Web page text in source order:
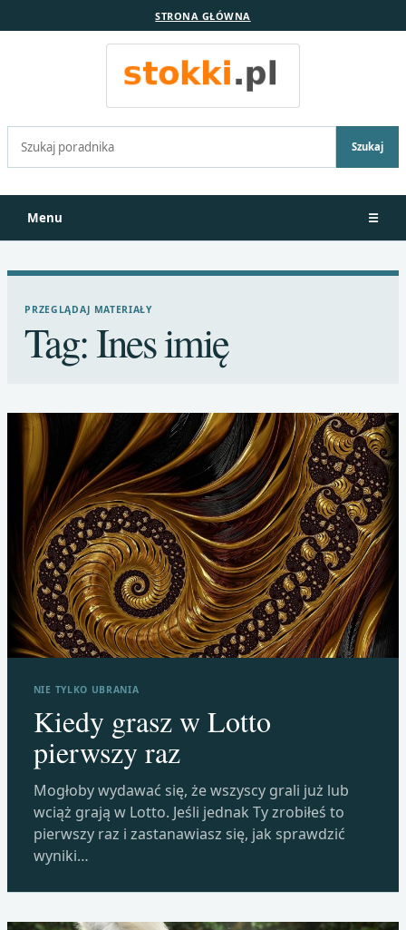
STRONA GŁÓWNA
Szukaj:
Szukaj
Menu ☰
PRZEGLĄDAJ MATERIAŁY
Tag:Ines imię
NIE TYLKO UBRANIA
Kiedy grasz w Lotto
pierwszy raz
Mogłoby wydawać się, że wszyscy grali już lub
wciąż grają w Lotto. Jeśli jednak Ty zrobiłeś to
pierwszy raz i zastanawiasz się, jak sprawdzić
wyniki…